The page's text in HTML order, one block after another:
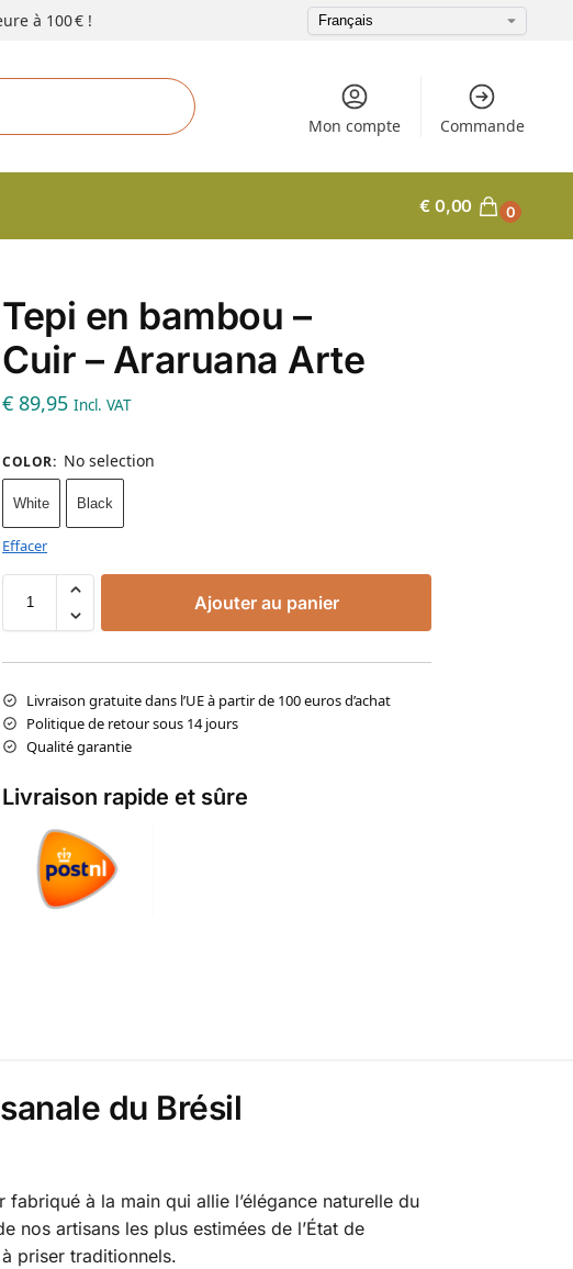
à 100 € !
Mon compte Commande
€ 0,00 0
Tepi en bambou –
Cuir – Araruana Arte
€ 89,95 Incl. VAT
COLOR: No selection
White Black
Effacer
Ajouter au panier
Livraison gratuite dans l’UE à partir de 100 euros d’achat
Politique de retour sous 14 jours
Qualité garantie
Livraison rapide et sûre
du Brésil
à la main qui allie l’élégance naturelle du
nos artisans les plus estimées de l’État de
priser traditionnels.